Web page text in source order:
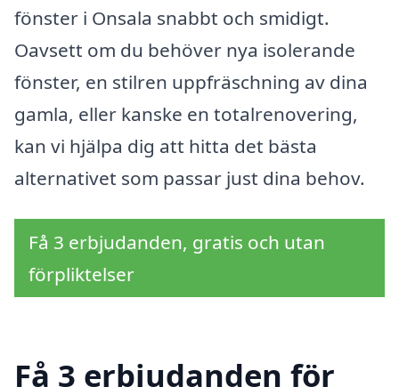
fönster i Onsala snabbt och smidigt.
Oavsett om du behöver nya isolerande
fönster, en stilren uppfräschning av dina
gamla, eller kanske en totalrenovering,
kan vi hjälpa dig att hitta det bästa
alternativet som passar just dina behov.
Få 3 erbjudanden, gratis och utan
förpliktelser
Få 3 erbjudanden för